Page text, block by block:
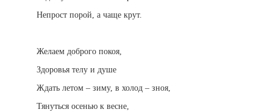
Непрост порой, а чаще крут.
Желаем доброго покоя,
Здоровья телу и душе
Ждать летом – зиму, в холод – зноя,
Тянуться осенью к весне,